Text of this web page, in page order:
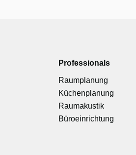
Professionals
Raumplanung
Küchenplanung
Raumakustik
Büroeinrichtung